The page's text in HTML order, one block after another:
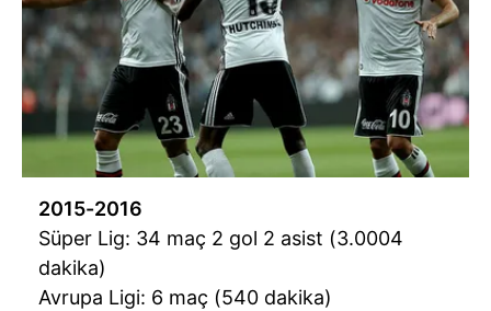
2015-2016
Süper Lig: 34 maç 2 gol 2 asist (3.0004
dakika)
Avrupa Ligi: 6 maç (540 dakika)